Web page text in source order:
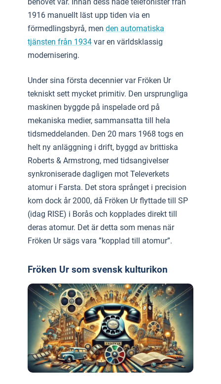
1916 manuellt läst upp tiden via en
förmedlingsbyrå, men den automatiska
tjänsten från 1934 var en världsklassig
modernisering.
Under sina första decennier var Fröken Ur
tekniskt sett mycket primitiv. Den ursprungliga
maskinen byggde på inspelade ord på
mekaniska medier, sammansatta till hela
tidsmeddelanden. Den 20 mars 1968 togs en
helt ny anläggning i drift, byggd av brittiska
Roberts & Armstrong, med tidsangivelser
synkroniserade dagligen mot Televerkets
atomur i Farsta. Det stora språnget i precision
kom dock år 2000, då Fröken Ur flyttade till SP
(idag RISE) i Borås och kopplades direkt till
deras atomur. Det är detta som menas när
Fröken Ur sägs vara ”kopplad till atomur”.
Fröken Ur som svensk kulturikon